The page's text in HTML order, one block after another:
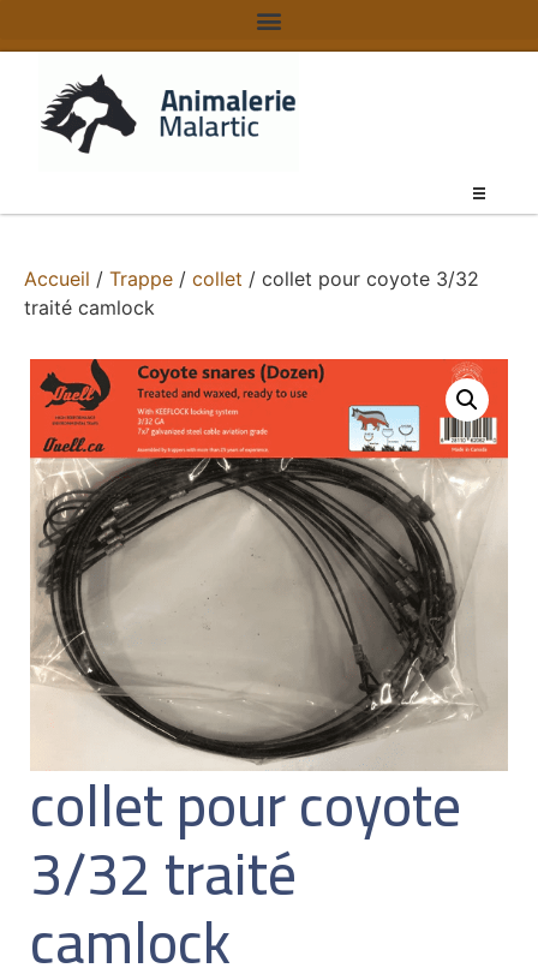
Accueil / Trappe / collet / collet pour coyote 3/32
traité camlock
collet pour coyote
3/32 traité
camlock